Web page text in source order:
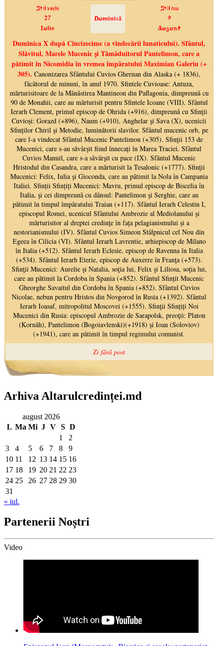
Arhiva Altarulcredinței.md
august 2026
L Ma Mi J V S D
1
2
3
4 5 6 7 8
9
10 11 12 13 14 15 16
17 18 19 20 21 22 23
24 25 26 27 28 29 30
31
« iul.
Partenerii Noștri
Video